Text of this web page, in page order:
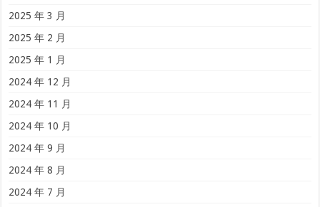
2025 年 3 月
2025 年 2 月
2025 年 1 月
2024 年 12 月
2024 年 11 月
2024 年 10 月
2024 年 9 月
2024 年 8 月
2024 年 7 月